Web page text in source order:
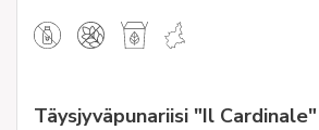
Täysjyväpunariisi "Il